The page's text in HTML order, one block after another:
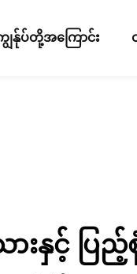
ျွန်ုပ်တို့အကြောင်း
းနှင့် ပြ